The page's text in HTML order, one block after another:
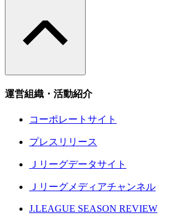
運営組織・活動紹介
コーポレートサイト
プレスリリース
Ｊリーグデータサイト
Ｊリーグメディアチャンネル
J.LEAGUE SEASON REVIEW